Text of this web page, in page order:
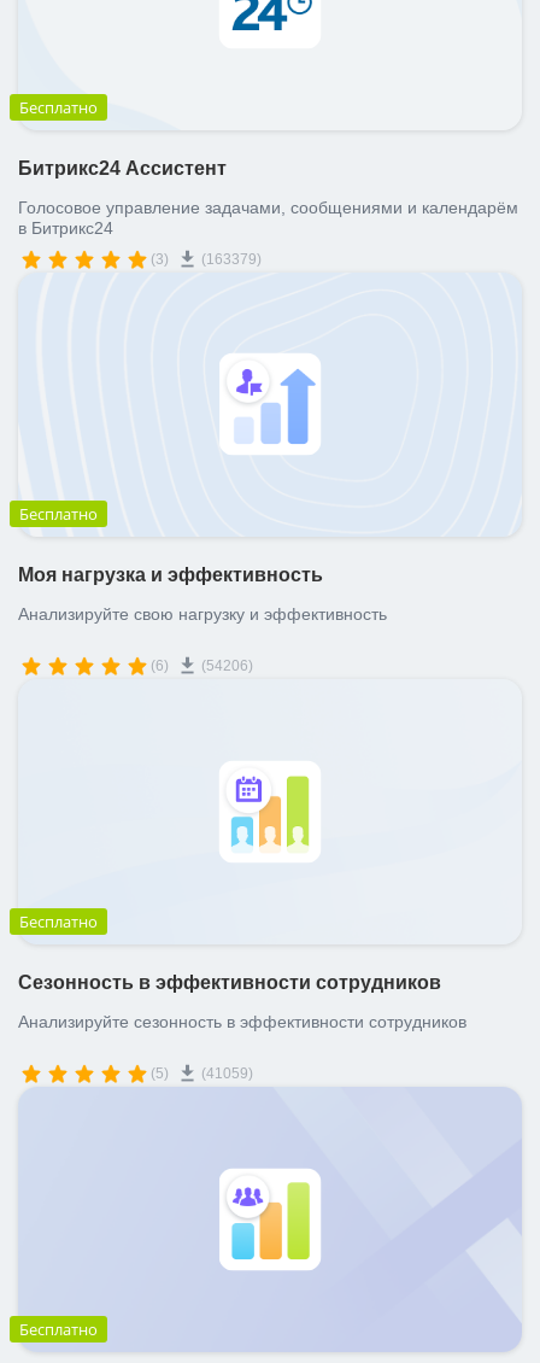
Бесплатно
Битрикс24 Ассистент
Голосовое управление задачами, сообщениями и календарём
в Битрикс24
(3) (163379)
Бесплатно
Моя нагрузка и эффективность
Анализируйте свою нагрузку и эффективность
(6) (54206)
Бесплатно
Сезонность в эффективности сотрудников
Анализируйте сезонность в эффективности сотрудников
(5) (41059)
Бесплатно